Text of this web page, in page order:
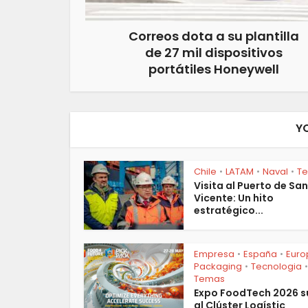
Correos dota a su plantilla
de 27 mil dispositivos
portátiles Honeywell
Chile • LATAM • Naval •
Visita al Puerto de San
Vicente: Un hito
estratégico...
Empresa • España •
Packaging • Tecnologia •
Temas
Expo FoodTech 2026
al Clúster Logístic